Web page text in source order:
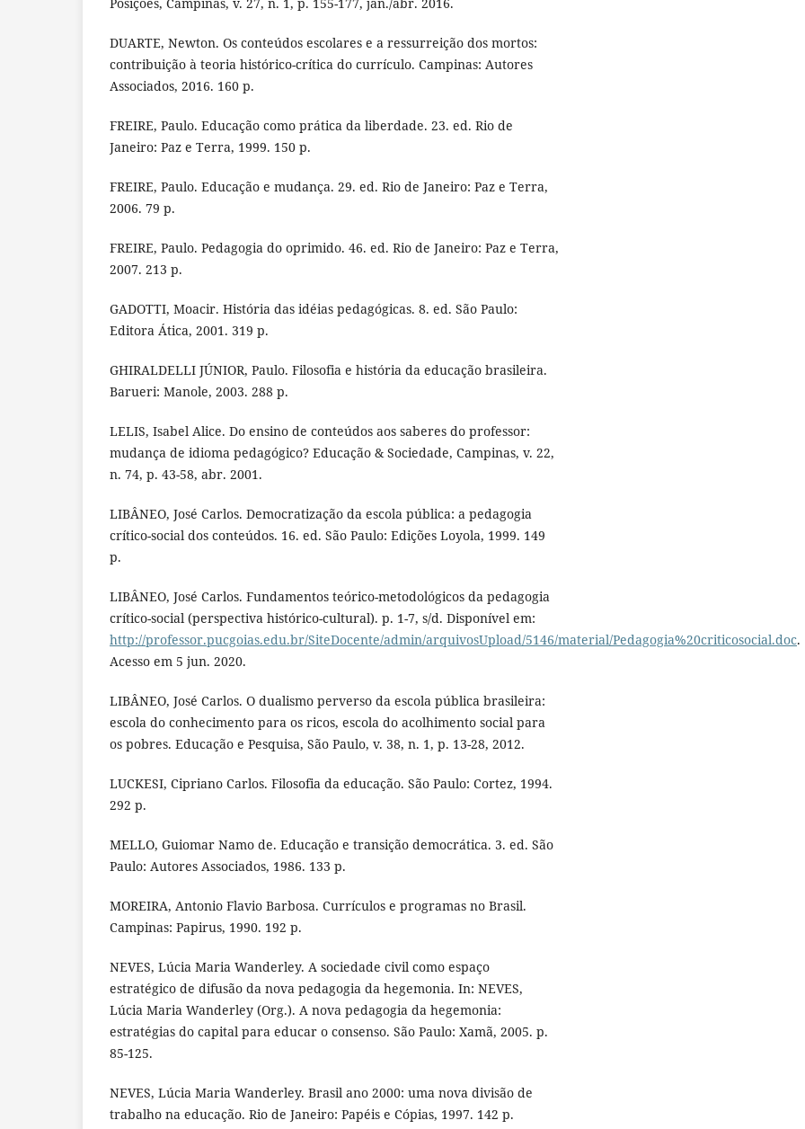
DUARTE, Newton. Os conteúdos escolares e a ressurreição dos mortos:
contribuição à teoria histórico-crítica do currículo. Campinas: Autores
Associados, 2016. 160 p.
FREIRE, Paulo. Educação como prática da liberdade. 23. ed. Rio de
Janeiro: Paz e Terra, 1999. 150 p.
FREIRE, Paulo. Educação e mudança. 29. ed. Rio de Janeiro: Paz e Terra,
2006. 79 p.
FREIRE, Paulo. Pedagogia do oprimido. 46. ed. Rio de Janeiro: Paz e Terra,
2007. 213 p.
GADOTTI, Moacir. História das idéias pedagógicas. 8. ed. São Paulo:
Editora Ática, 2001. 319 p.
GHIRALDELLI JÚNIOR, Paulo. Filosofia e história da educação brasileira.
Barueri: Manole, 2003. 288 p.
LELIS, Isabel Alice. Do ensino de conteúdos aos saberes do professor:
mudança de idioma pedagógico? Educação & Sociedade, Campinas, v. 22,
n. 74, p. 43-58, abr. 2001.
LIBÂNEO, José Carlos. Democratização da escola pública: a pedagogia
crítico-social dos conteúdos. 16. ed. São Paulo: Edições Loyola, 1999. 149
p.
LIBÂNEO, José Carlos. Fundamentos teórico-metodológicos da pedagogia
crítico-social (perspectiva histórico-cultural). p. 1-7, s/d. Disponível em:
http://professor.pucgoias.edu.br/SiteDocente/admin/arquivosUpload/5146/material/Pedagogia%20criticosocial.doc.
Acesso em 5 jun. 2020.
LIBÂNEO, José Carlos. O dualismo perverso da escola pública brasileira:
escola do conhecimento para os ricos, escola do acolhimento social para
os pobres. Educação e Pesquisa, São Paulo, v. 38, n. 1, p. 13-28, 2012.
LUCKESI, Cipriano Carlos. Filosofia da educação. São Paulo: Cortez, 1994.
292 p.
MELLO, Guiomar Namo de. Educação e transição democrática. 3. ed. São
Paulo: Autores Associados, 1986. 133 p.
MOREIRA, Antonio Flavio Barbosa. Currículos e programas no Brasil.
Campinas: Papirus, 1990. 192 p.
NEVES, Lúcia Maria Wanderley. A sociedade civil como espaço
estratégico de difusão da nova pedagogia da hegemonia. In: NEVES,
Lúcia Maria Wanderley (Org.). A nova pedagogia da hegemonia:
estratégias do capital para educar o consenso. São Paulo: Xamã, 2005. p.
85-125.
NEVES, Lúcia Maria Wanderley. Brasil ano 2000: uma nova divisão de
trabalho na educação. Rio de Janeiro: Papéis e Cópias, 1997. 142 p.